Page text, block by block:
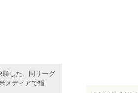
勝した。同リーグ
メディアで指